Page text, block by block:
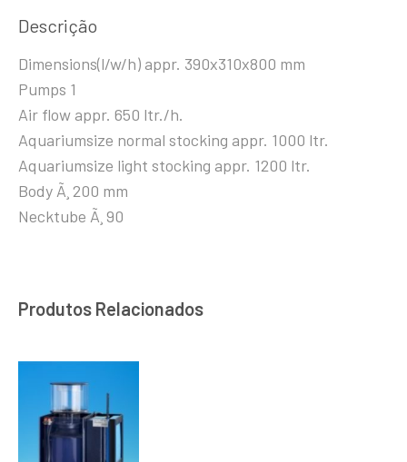
Descrição
Dimensions(l/w/h) appr. 390x310x800 mm
Pumps 1
Air flow appr. 650 ltr./h.
Aquariumsize normal stocking appr. 1000 ltr.
Aquariumsize light stocking appr. 1200 ltr.
Body Ã¸ 200 mm
Necktube Ã¸ 90
Produtos Relacionados